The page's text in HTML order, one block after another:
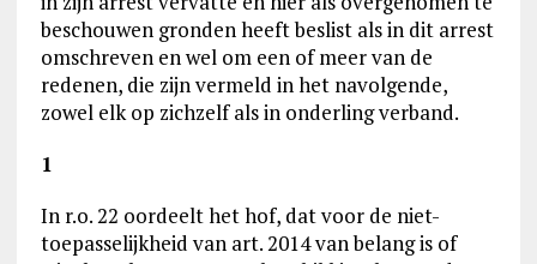
beschouwen gronden heeft beslist als in dit arrest
omschreven en wel om een of meer van de
redenen, die zijn vermeld in het navolgende,
zowel elk op zichzelf als in onderling verband.
1
In r.o. 22 oordeelt het hof, dat voor de niet-
toepasselijkheid van art. 2014 van belang is of